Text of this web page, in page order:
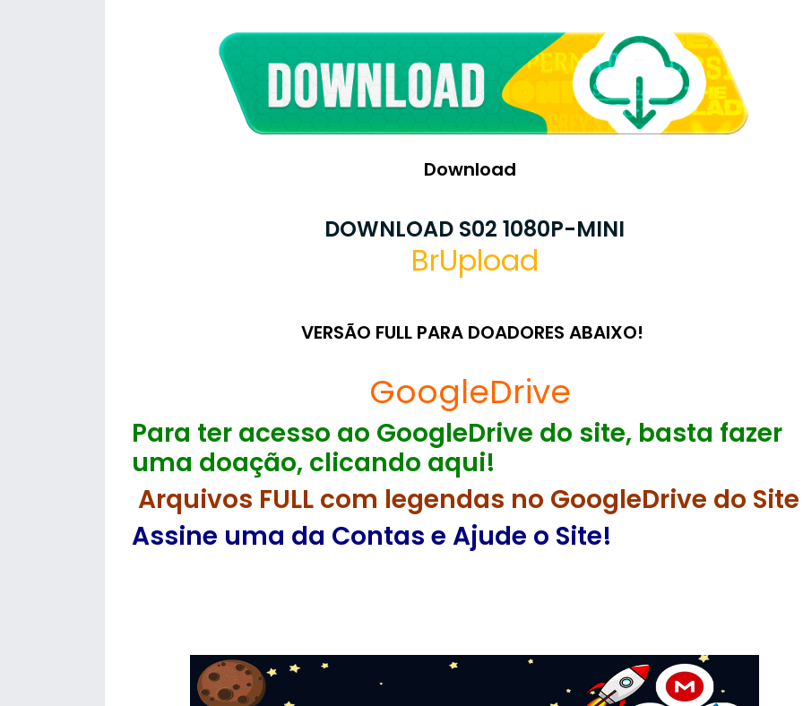
Download
DOWNLOAD S02 1080P-MINI
BrUpload
VERSÃO FULL PARA DOADORES ABAIXO!
GoogleDrive
Para ter acesso ao GoogleDrive do site, basta fazer
uma doação, clicando aqui!
Arquivos FULL com legendas no GoogleDrive do Site
Assine uma da Contas e Ajude o Site!